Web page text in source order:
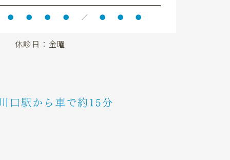
● ● ● ● ／ ● ● ●
休診日：金曜
口駅から車で約15分